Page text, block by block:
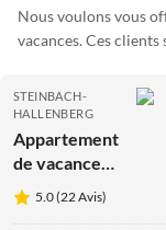
Nous voulons vous
vacances. Ces
STEINBACH-
HALLENBERG
Appartement
de vacances
Juchheim
5.0 (22 Avis)